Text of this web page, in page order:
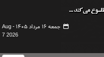
جمعه ۱۶ مرداد ۱۴۰۵ -
Aug
7 2026